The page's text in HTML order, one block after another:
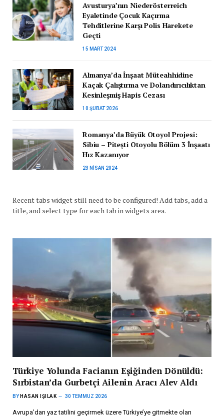
Avusturya’nın Niederösterreich
Eyaletinde Çocuk Kaçırma
Tehditlerine Karşı Polis Harekete
Geçti
15 MART 2024
Almanya’da İnşaat Müteahhidine
Kaçak Çalıştırma ve Dolandırıcılıktan
Kesinleşmiş Hapis Cezası
10 ŞUBAT 2026
Romanya’da Büyük Otoyol Projesi:
Sibiu – Pitești Otoyolu Bölüm 3 İnşaatı
Hız Kazanıyor
23 NISAN 2024
Recent tabs widget still need to be configured! Add tabs, add a
title, and select type for each tab in widgets area.
Türkiye Yolunda Facianın Eşiğinden Dönüldü:
Sırbistan’da Gurbetçi Ailenin Aracı Alev Aldı
BY HASAN IŞILAK 30 TEMMUZ 2026
Avrupa’dan yaz tatilini geçirmek üzere Türkiye’ye gitmekte olan